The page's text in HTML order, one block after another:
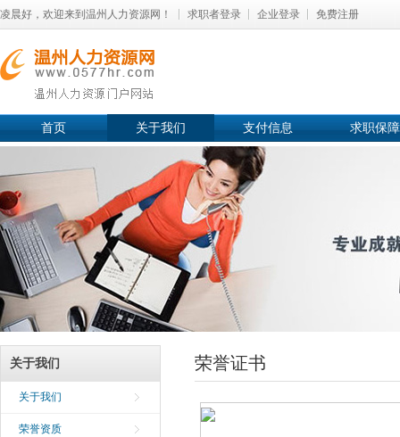
凌晨好，欢迎来到温州人力资源网！ 求职者登录 企业登录 免费注册
首页 关于我们 支付信息 求职保障
关于我们
关于我们
荣誉资质
荣誉证书